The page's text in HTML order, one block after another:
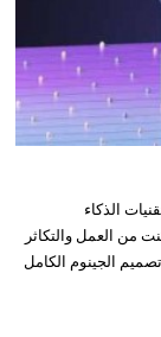
الذكاء
من العمل والتكاثر
الجينوم الكامل